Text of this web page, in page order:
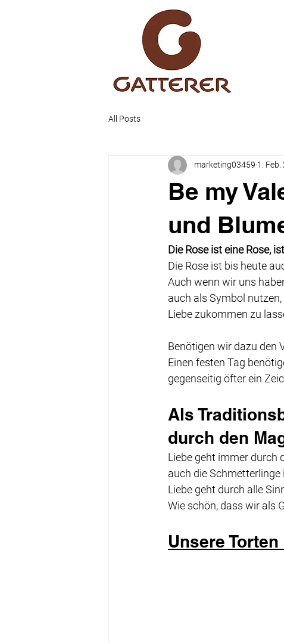
All Posts
Be my
und
marketing03459 1. Feb.
Die Rose ist eine Rose,
Die Rose ist bis heute
Auch wenn wir uns
auch als Symbol
Liebe zukommen zu
Benötigen wir dazu den
Einen festen Tag
gegenseitig öfter ein
Als
durch den
Liebe geht immer durch
auch die Schmetterlinge
Liebe geht durch alle
Wie schön, dass wir als
Unsere